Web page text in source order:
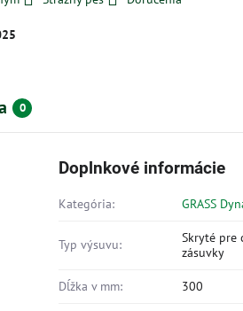
0
Doplnkové informácie
Kategória: GRASS
Typ výsuvu:
Skryté pre
zásuvky
Dĺžka v mm: 300